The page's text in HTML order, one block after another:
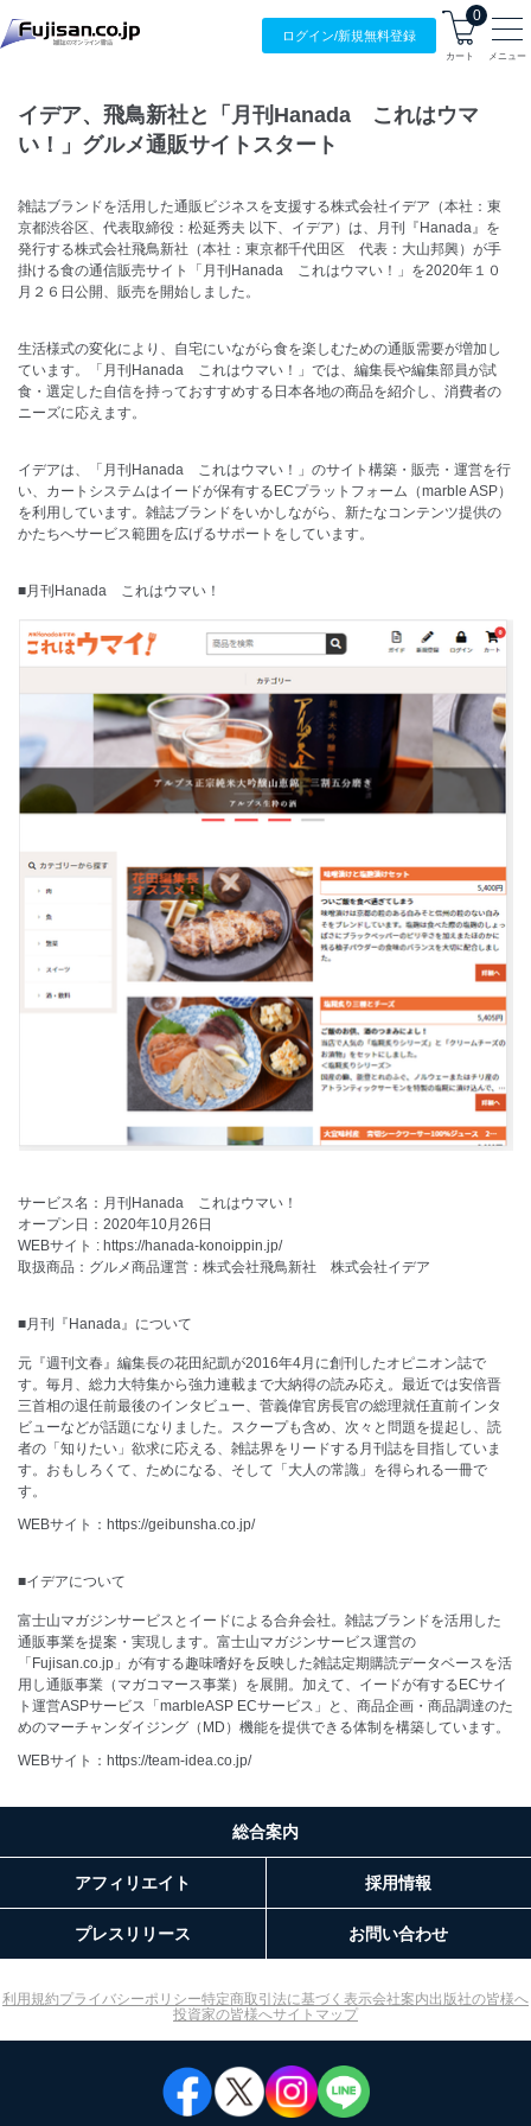
ログイン/新規無料登録
0
カート メニュー
イデア、飛鳥新社と「月刊Hanada これはウマ
い！」グルメ通販サイトスタート
雑誌ブランドを活用した通販ビジネスを支援する株式会社イデア（本社：東
京都渋谷区、代表取締役：松延秀夫 以下、イデア）は、月刊『Hanada』を
発行する株式会社飛鳥新社（本社：東京都千代田区 代表：大山邦興）が手
掛ける食の通信販売サイト「月刊Hanada これはウマい！」を2020年１０
月２６日公開、販売を開始しました。
生活様式の変化により、自宅にいながら食を楽しむための通販需要が増加し
ています。「月刊Hanada これはウマい！」では、編集長や編集部員が試
食・選定した自信を持っておすすめする日本各地の商品を紹介し、消費者の
ニーズに応えます。
イデアは、「月刊Hanada これはウマい！」のサイト構築・販売・運営を行
い、カートシステムはイードが保有するECプラットフォーム（marble ASP）
を利用しています。雑誌ブランドをいかしながら、新たなコンテンツ提供の
かたちへサービス範囲を広げるサポートをしています。
■月刊Hanada これはウマい！
サービス名：月刊Hanada これはウマい！
オープン日：2020年10月26日
WEBサイト : https://hanada-konoippin.jp/
取扱商品：グルメ商品運営：株式会社飛鳥新社 株式会社イデア
■月刊『Hanada』について
元『週刊文春』編集長の花田紀凱が2016年4月に創刊したオピニオン誌で
す。毎月、総力大特集から強力連載まで大納得の読み応え。最近では安倍晋
三首相の退任前最後のインタビュー、菅義偉官房長官の総理就任直前インタ
ビューなどが話題になりました。スクープも含め、次々と問題を提起し、読
者の「知りたい」欲求に応える、雑誌界をリードする月刊誌を目指していま
す。おもしろくて、ためになる、そして「大人の常識」を得られる一冊で
す。
WEBサイト： https://geibunsha.co.jp/
■イデアについて
富士山マガジンサービスとイードによる合弁会社。雑誌ブランドを活用した
通販事業を提案・実現します。富士山マガジンサービス運営の
「Fujisan.co.jp」が有する趣味嗜好を反映した雑誌定期購読データベースを活
用し通販事業（マガコマース事業）を展開。加えて、イードが有するECサイ
ト運営ASPサービス「marbleASP ECサービス」と、商品企画・商品調達のた
めのマーチャンダイジング（MD）機能を提供できる体制を構築しています。
WEBサイト： https://team-idea.co.jp/
総合案内
アフィリエイト 採用情報
プレスリリース お問い合わせ
利用規約プライバシーポリシー特定商取引法に基づく表示会社案内出版社の皆様へ
投資家の皆様へサイトマップ